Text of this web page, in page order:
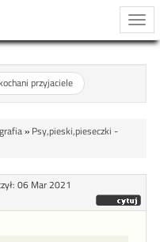
przyjaciele
» Psy,pieski,pieseczki -
06 Mar 2021